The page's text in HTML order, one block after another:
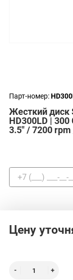
Парт-номер:
Жесткий диск
HD300LD | 300
3.5" / 7200
Цену